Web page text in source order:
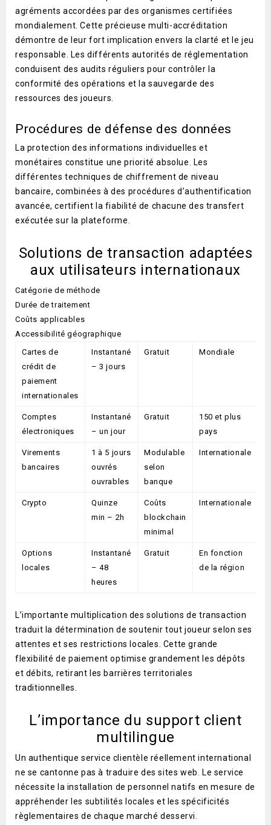
agréments accordées par des organismes certifiées
mondialement. Cette précieuse multi-accréditation
démontre de leur fort implication envers la clarté et le jeu
responsable. Les différents autorités de réglementation
conduisent des audits réguliers pour contrôler la
conformité des opérations et la sauvegarde des
ressources des joueurs.
Procédures de défense des données
La protection des informations individuelles et
monétaires constitue une priorité absolue. Les
différentes techniques de chiffrement de niveau
bancaire, combinées à des procédures d’authentification
avancée, certifient la fiabilité de chacune des transfert
exécutée sur la plateforme.
Solutions de transaction adaptées
aux utilisateurs internationaux
Catégorie de méthode
Durée de traitement
Coûts applicables
Accessibilité géographique
Cartes de
crédit de
paiement
internationales
Instantané
– 3 jours
Gratuit Mondiale
Comptes
électroniques
Instantané
– un jour
Gratuit
150 et plus
pays
Virements
bancaires
1 à 5 jours
ouvrés
ouvrables
Modulable
selon
banque
Internationale
Crypto
Quinze
min – 2h
Coûts
blockchain
minimal
Internationale
Options
locales
Instantané
– 48
heures
Gratuit
En fonction
de la région
L’importante multiplication des solutions de transaction
traduit la détermination de soutenir tout joueur selon ses
attentes et ses restrictions locales. Cette grande
flexibilité de paiement optimise grandement les dépôts
et débits, retirant les barrières territoriales
traditionnelles.
L’importance du support client
multilingue
Un authentique service clientèle réellement international
ne se cantonne pas à traduire des sites web. Le service
nécessite la installation de personnel natifs en mesure de
appréhender les subtilités locales et les spécificités
règlementaires de chaque marché desservi.